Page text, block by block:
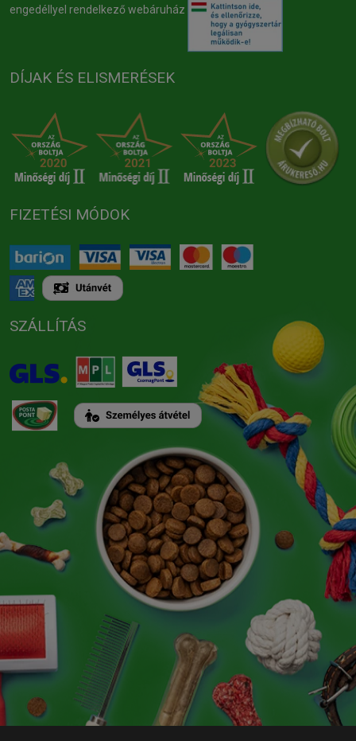
engedéllyel rendelkező webáruház
DÍJAK ÉS ELISMERÉSEK
FIZETÉSI MÓDOK
SZÁLLÍTÁS